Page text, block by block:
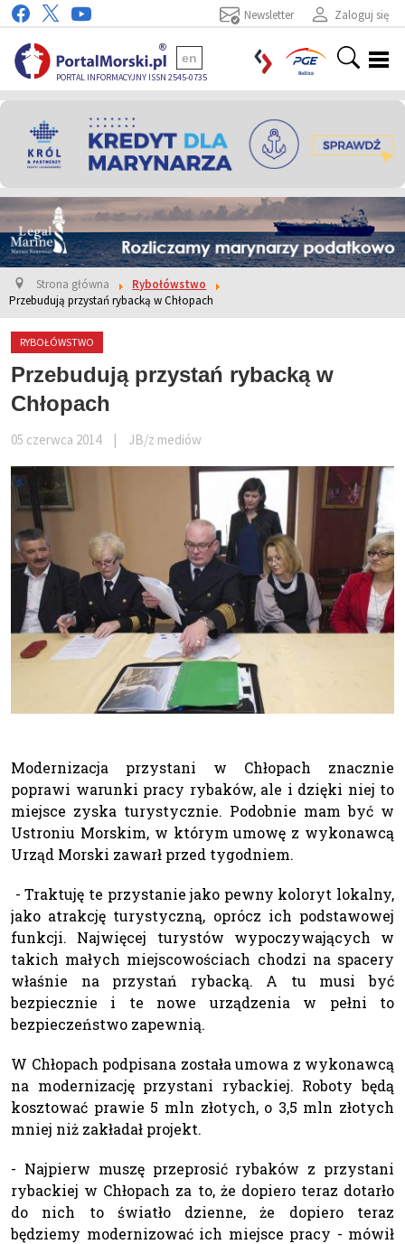
Zaloguj się
Newsletter
PORTAL INFORMACYJNY ISSN 2545-0735
en
Strona główna
Rybołówstwo
Przebudują przystań rybacką w Chłopach
RYBOŁÓWSTWO
Przebudują przystań rybacką w
Chłopach
05 czerwca 2014 JB/z mediów
Modernizacja przystani w Chłopach znacznie
poprawi warunki pracy rybaków, ale i dzięki niej to
miejsce zyska turystycznie. Podobnie mam być w
Ustroniu Morskim, w którym umowę z wykonawcą
Urząd Morski zawarł przed tygodniem.
- Traktuję te przystanie jako pewny koloryt lokalny,
jako atrakcję turystyczną, oprócz ich podstawowej
funkcji. Najwięcej turystów wypoczywających w
takich małych miejscowościach chodzi na spacery
właśnie na przystań rybacką. A tu musi być
bezpiecznie i te nowe urządzenia w pełni to
bezpieczeństwo zapewnią.
W Chłopach podpisana została umowa z wykonawcą
na modernizację przystani rybackiej. Roboty będą
kosztować prawie 5 mln złotych, o 3,5 mln złotych
mniej niż zakładał projekt.
- Najpierw muszę przeprosić rybaków z przystani
rybackiej w Chłopach za to, że dopiero teraz dotarło
do nich to światło dzienne, że dopiero teraz
będziemy modernizować ich miejsce pracy - mówił